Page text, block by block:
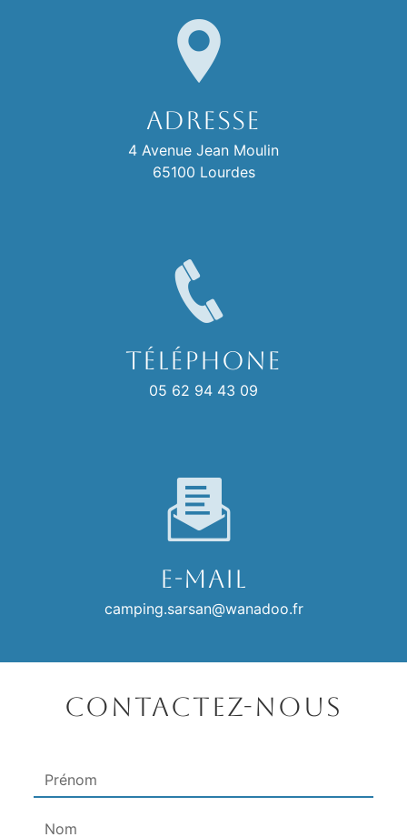
Adresse
4 Avenue Jean Moulin
65100 Lourdes
Téléphone
05 62 94 43 09
E-mail
camping.sarsan@wanadoo.fr
Contactez-nous